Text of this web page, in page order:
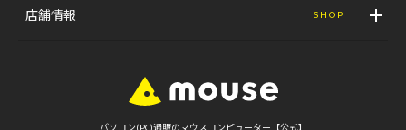
店舗情報 SHOP
パソコン(PC)通販のマウスコンピューター【公式】